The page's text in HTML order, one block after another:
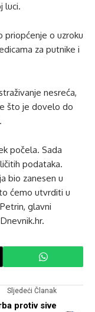
luci.
priopćenje o uzroku
za putnike i
nesreća,
što je dovelo do
počela. Sada
podataka.
bio zanesen u
ćemo utvrditi u
glavni
Sljedeći Članak
protiv sive